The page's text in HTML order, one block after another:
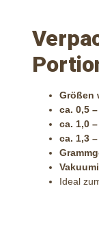
Größen
ca. 0,5
ca. 1,0
ca. 1,3
Ideal